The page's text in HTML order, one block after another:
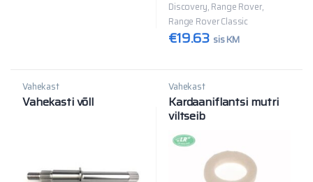
Discovery, Range Rover,
Range Rover Classic
€19.63 sis KM
Vahekast
Vahekasti võll
Vahekast
Kardaaniflantsi mutri
viltseib